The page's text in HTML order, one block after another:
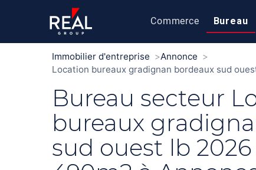
Commerce Bureau
Immobilier d'entreprise
Annonce
Location bureaux gradignan bordeaux sud
Bureau secteur
bureaux
sud ouest lb 2026